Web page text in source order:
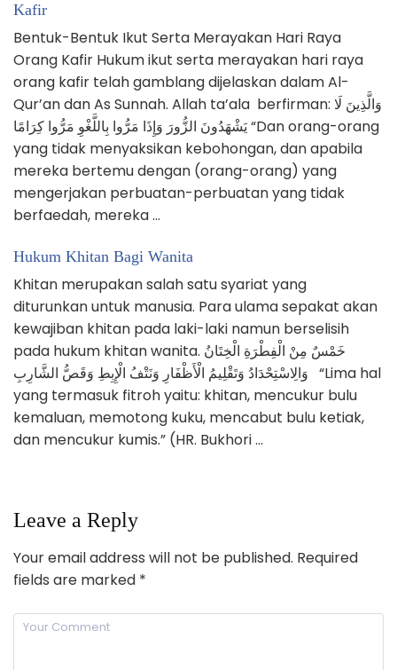
Kafir
Bentuk-Bentuk Ikut Serta Merayakan Hari Raya
Orang Kafir Hukum ikut serta merayakan hari raya
orang kafir telah gamblang dijelaskan dalam Al-
Qur’an dan As Sunnah. Allah ta’ala berfirman: وَالَّذِينَ لَا
يَشْهَدُونَ الزُّورَ وَإِذَا مَرُّوا بِاللَّغْوِ مَرُّوا كِرَامًا “Dan orang-orang
yang tidak menyaksikan kebohongan, dan apabila
mereka bertemu dengan (orang-orang) yang
mengerjakan perbuatan-perbuatan yang tidak
berfaedah, mereka …
Hukum Khitan Bagi Wanita
Khitan merupakan salah satu syariat yang
diturunkan untuk manusia. Para ulama sepakat akan
kewajiban khitan pada laki-laki namun berselisih
pada hukum khitan wanita. خَمْسٌ مِنْ الْفِطْرَةِ الْخِتَانُ
وَالِاسْتِحْدَادُ وَتَقْلِيمُ الْأَظْفَارِ وَنَتْفُ الْإِبِطِ وَقَصُّ الشَّارِبِ “Lima hal
yang termasuk fitroh yaitu: khitan, mencukur bulu
kemaluan, memotong kuku, mencabut bulu ketiak,
dan mencukur kumis.” (HR. Bukhori …
Leave a Reply
Your email address will not be published. Required
fields are marked *